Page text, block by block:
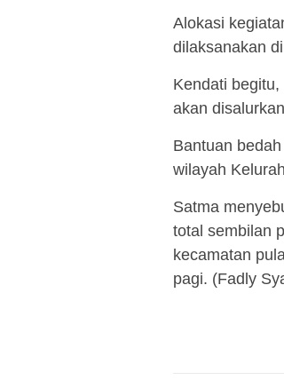
Alokasi
dilaksanakan
Kendati
akan
Bantuan
wilayah
Satma
total sembilan
kecamatan
pagi. (Fadly